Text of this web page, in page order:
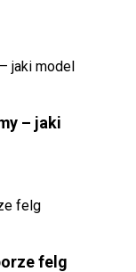
– jaki
felg